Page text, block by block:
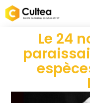
Le 24